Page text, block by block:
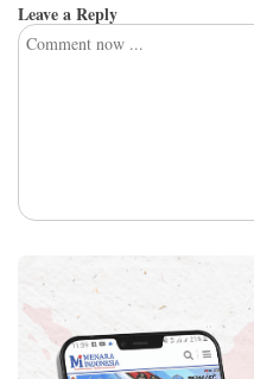
Leave a Reply